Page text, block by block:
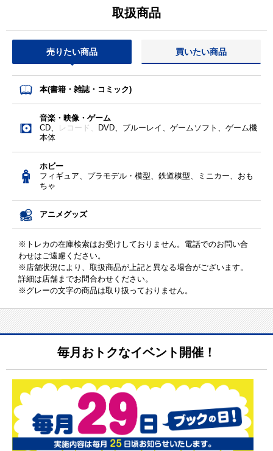
取扱商品
売りたい商品 買いたい商品
本(書籍・雑誌・コミック)
音楽・映像・ゲーム
CD、
レコード、 DVD、ブルーレイ、ゲームソフト、ゲーム機
本体
ホビー
フィギュア、プラモデル・模型、鉄道模型、ミニカー、おも
ちゃ
アニメグッズ
※トレカの在庫検索はお受けしておりません。電話でのお問い合
わせはご遠慮ください。
※店舗状況により、取扱商品が上記と異なる場合がございます。
詳細は店舗までお問合わせください。
※グレーの文字の商品は取り扱っておりません。
毎月おトクなイベント開催！